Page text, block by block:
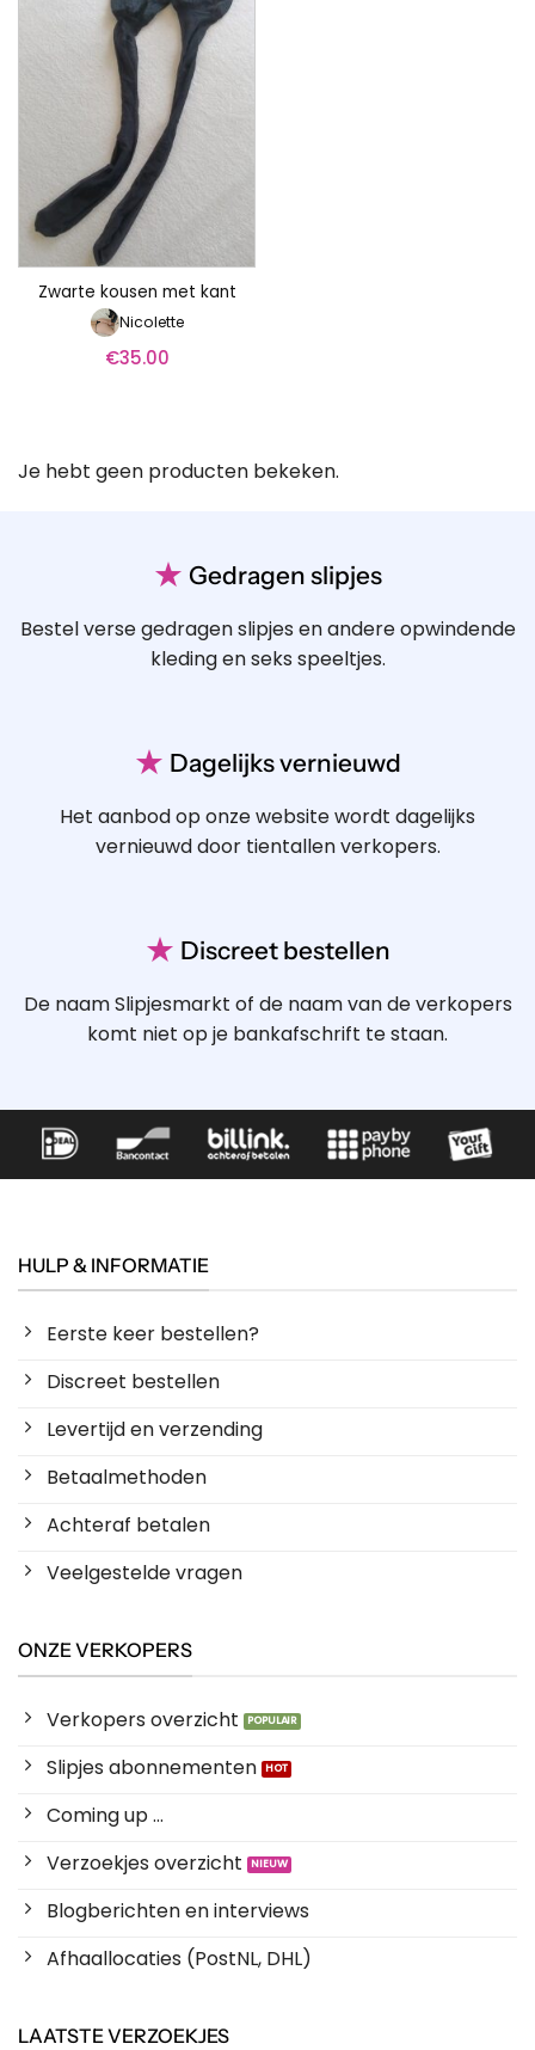
Zwarte kousen met kant
Nicolette
€35.00
Je hebt geen producten bekeken.
★ Gedragen slipjes
Bestel verse gedragen slipjes en andere opwindende
kleding en seks speeltjes.
★ Dagelijks vernieuwd
Het aanbod op onze website wordt dagelijks
vernieuwd door tientallen verkopers.
★ Discreet bestellen
De naam Slipjesmarkt of de naam van de verkopers
komt niet op je bankafschrift te staan.
HULP & INFORMATIE
Eerste keer bestellen?
Discreet bestellen
Levertijd en verzending
Betaalmethoden
Achteraf betalen
Veelgestelde vragen
ONZE VERKOPERS
Verkopers overzicht
Slipjes abonnementen
Coming up ...
Verzoekjes overzicht
Blogberichten en interviews
Afhaallocaties (PostNL, DHL)
LAATSTE VERZOEKJES